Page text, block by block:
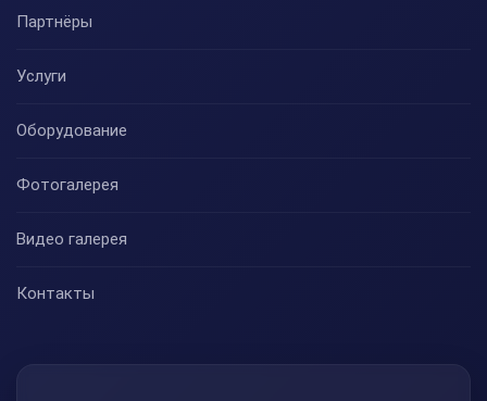
Партнёры
Услуги
Оборудование
Фотогалерея
Видео галерея
Контакты